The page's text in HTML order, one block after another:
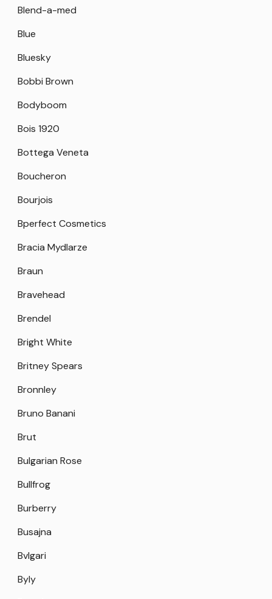
Blend-a-med
Blue
Bluesky
Bobbi Brown
Bodyboom
Bois 1920
Bottega Veneta
Boucheron
Bourjois
Bperfect Cosmetics
Bracia Mydlarze
Braun
Bravehead
Brendel
Bright White
Britney Spears
Bronnley
Bruno Banani
Brut
Bulgarian Rose
Bullfrog
Burberry
Busajna
Bvlgari
Byly